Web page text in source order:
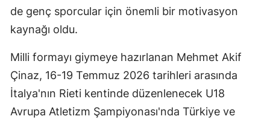
de genç sporcular için önemli bir motivasyon
kaynağı oldu.
Milli formayı giymeye hazırlanan Mehmet Akif
Çinaz, 16-19 Temmuz 2026 tarihleri arasında
İtalya'nın Rieti kentinde düzenlenecek U18
Avrupa Atletizm Şampiyonası'nda Türkiye ve